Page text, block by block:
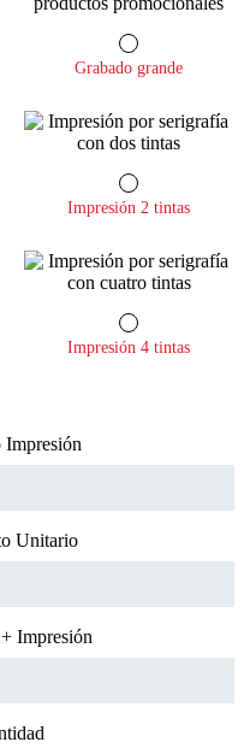
Grabado grande
Impresión 2 tintas
Impresión 4 tintas
Unitario
Impresión